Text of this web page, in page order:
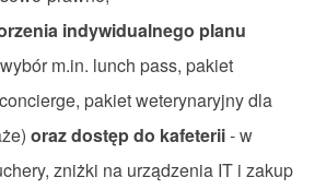
indywidualnego planu
m.in. lunch pass, pakiet
pakiet weterynaryjny dla
oraz dostęp do kafeterii- w
zniżki na urządzenia IT i zakup